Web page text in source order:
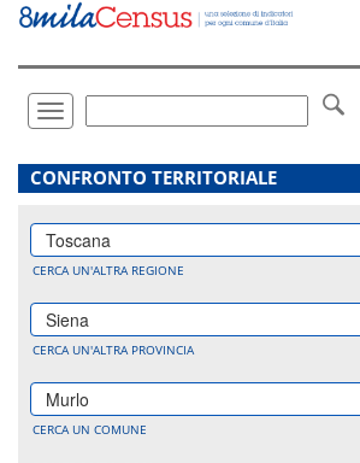
Vai
direttamente
Toggle
navigation
.
CONFRONTO TERRITORIALE
Toscana
CERCA UN'ALTRA REGIONE
Siena
CERCA UN'ALTRA PROVINCIA
Murlo
CERCA UN COMUNE